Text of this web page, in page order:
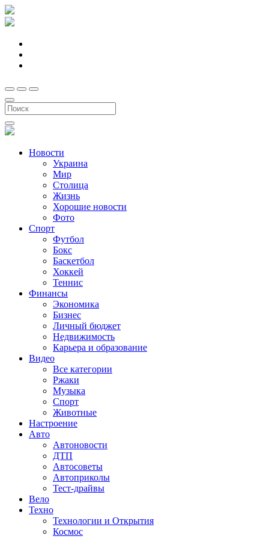
Новости
Украина
Мир
Столица
Жизнь
Хорошие новости
Фото
Спорт
Футбол
Бокс
Баскетбол
Хоккей
Теннис
Финансы
Экономика
Бизнес
Личный бюджет
Недвижимость
Карьера и образование
Видео
Все категории
Ржаки
Музыка
Спорт
Животные
Настроение
Авто
Автоновости
ДТП
Автосоветы
Автоприколы
Тест-драйвы
Вело
Техно
Технологии и Открытия
Космос